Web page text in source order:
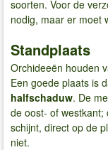
soorten. Voor de
nodig, maar er moet
Standplaats
Orchideeën houden
Een goede plaats is
halfschaduw. De
de oost- of
schijnt, direct op de
niet.